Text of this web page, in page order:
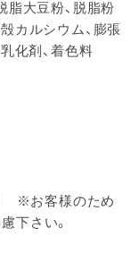
脂大豆粉、脱脂粉
カルシウム、膨張
乳化剤、着色料
※お客様のため
下さい。